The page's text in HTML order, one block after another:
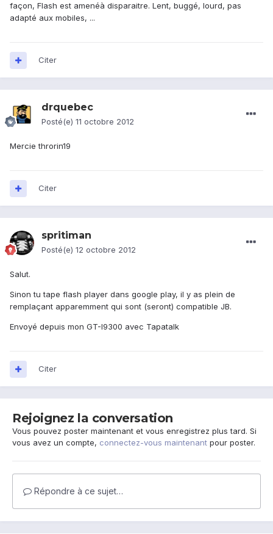
façon, Flash est amenéà disparaitre. Lent, buggé, lourd, pas
adapté aux mobiles, ...
Citer
drquebec
Posté(e) 11 octobre 2012
Mercie throrin19
Citer
spritiman
Posté(e) 12 octobre 2012
Salut.
Sinon tu tape flash player dans google play, il y as plein de
remplaçant apparemment qui sont (seront) compatible JB.
Envoyé depuis mon GT-I9300 avec Tapatalk
Citer
Rejoignez la conversation
Vous pouvez poster maintenant et vous enregistrez plus tard. Si
vous avez un compte, connectez-vous maintenant pour poster.
Répondre à ce sujet…